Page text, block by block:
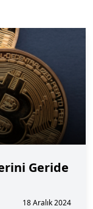
Geride
18 Aralık 2024